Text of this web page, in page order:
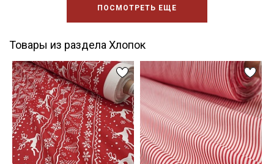
ПОСМОТРЕТЬ ЕЩЕ
Товары из раздела Хлопок